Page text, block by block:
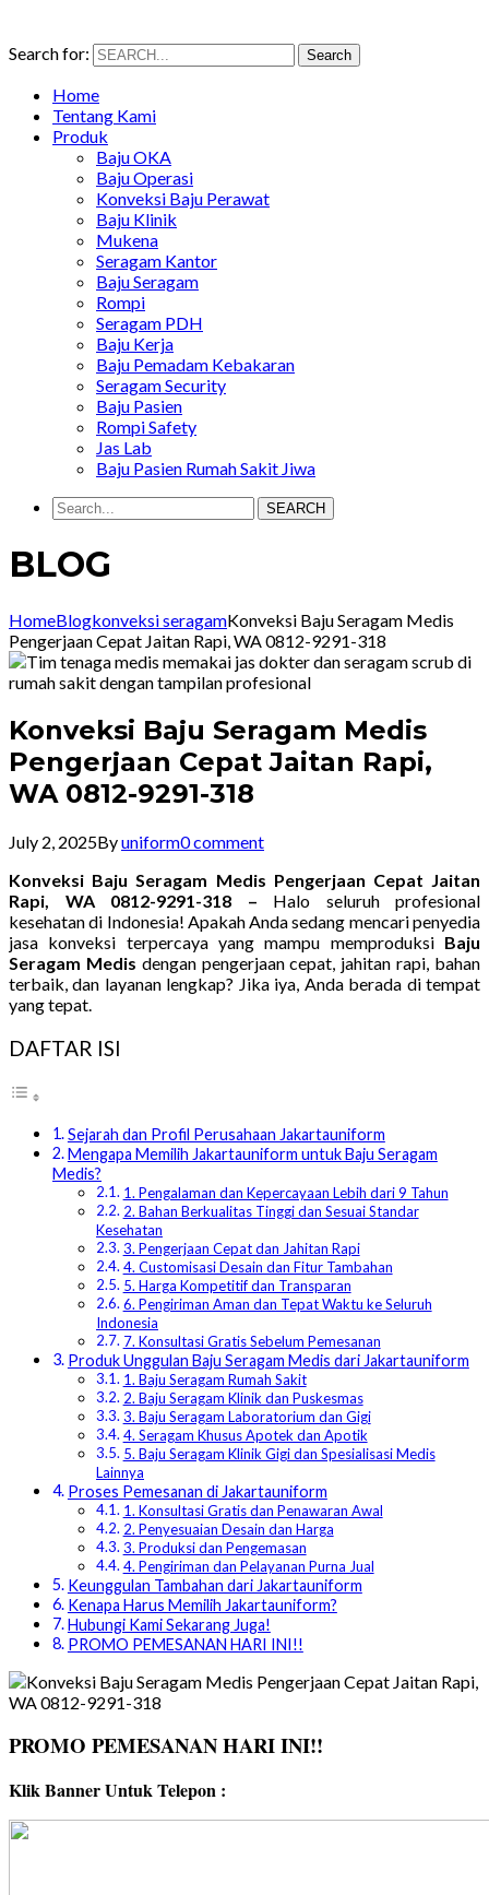
Search for: Search
Home
Tentang Kami
Produk
Baju OKA
Baju Operasi
Konveksi Baju Perawat
Baju Klinik
Mukena
Seragam Kantor
Baju Seragam
Rompi
Seragam PDH
Baju Kerja
Baju Pemadam Kebakaran
Seragam Security
Baju Pasien
Rompi Safety
Jas Lab
Baju Pasien Rumah Sakit Jiwa
SEARCH
BLOG
HomeBlogkonveksi seragamKonveksi Baju Seragam Medis
Pengerjaan Cepat Jaitan Rapi, WA 0812-9291-318
Konveksi Baju Seragam Medis
Pengerjaan Cepat Jaitan Rapi,
WA 0812-9291-318
July 2, 2025Byuniform0 comment
Konveksi Baju Seragam Medis Pengerjaan Cepat Jaitan
Rapi, WA 0812-9291-318 – Halo seluruh profesional
kesehatan di Indonesia! Apakah Anda sedang mencari penyedia
jasa konveksi terpercaya yang mampu memproduksi Baju
Seragam Medis dengan pengerjaan cepat, jahitan rapi, bahan
terbaik, dan layanan lengkap? Jika iya, Anda berada di tempat
yang tepat.
DAFTAR ISI
Sejarah dan Profil Perusahaan Jakartauniform
Mengapa Memilih Jakartauniform untuk Baju Seragam
Medis?
1. Pengalaman dan Kepercayaan Lebih dari 9 Tahun
2. Bahan Berkualitas Tinggi dan Sesuai Standar
Kesehatan
3. Pengerjaan Cepat dan Jahitan Rapi
4. Customisasi Desain dan Fitur Tambahan
5. Harga Kompetitif dan Transparan
6. Pengiriman Aman dan Tepat Waktu ke Seluruh
Indonesia
7. Konsultasi Gratis Sebelum Pemesanan
Produk Unggulan Baju Seragam Medis dari Jakartauniform
1. Baju Seragam Rumah Sakit
2. Baju Seragam Klinik dan Puskesmas
3. Baju Seragam Laboratorium dan Gigi
4. Seragam Khusus Apotek dan Apotik
5. Baju Seragam Klinik Gigi dan Spesialisasi Medis
Lainnya
Proses Pemesanan di Jakartauniform
1. Konsultasi Gratis dan Penawaran Awal
2. Penyesuaian Desain dan Harga
3. Produksi dan Pengemasan
4. Pengiriman dan Pelayanan Purna Jual
Keunggulan Tambahan dari Jakartauniform
Kenapa Harus Memilih Jakartauniform?
Hubungi Kami Sekarang Juga!
PROMO PEMESANAN HARI INI!!
PROMO PEMESANAN HARI INI!!
Klik Banner Untuk Telepon :